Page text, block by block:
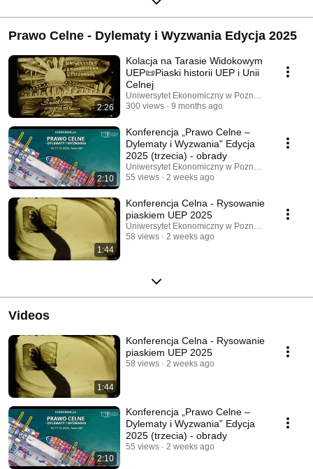
Prawo Celne - Dylematy i Wyzwania Edycja 2025
2:26
Kolacja na Tarasie Widokowym
UEP📜Piaski historii UEP i Unii
Celnej
Uniwersytet Ekonomiczny w Poznaniu
300 views
9 months ago
2:10
Konferencja „Prawo Celne –
Dylematy i Wyzwania” Edycja
2025 (trzecia) - obrady
Uniwersytet Ekonomiczny w Poznaniu
55 views
2 weeks ago
1:44
Konferencja Celna - Rysowanie
piaskiem UEP 2025
Uniwersytet Ekonomiczny w Poznaniu
58 views
2 weeks ago
Videos
1:44
Konferencja Celna - Rysowanie
piaskiem UEP 2025
58 views 2 weeks ago
2:10
Konferencja „Prawo Celne –
Dylematy i Wyzwania” Edycja
2025 (trzecia) - obrady
55 views 2 weeks ago